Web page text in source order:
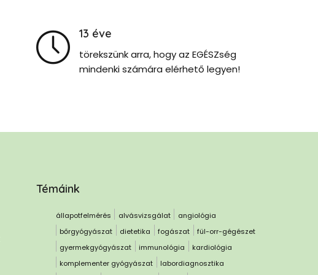
13 éve
törekszünk arra, hogy az EGÉSZség
mindenki számára elérhető legyen!
Témáink
állapotfelmérés alvásvizsgálat
angiológia
bőrgyógyászat
dietetika fogászat
fül-orr-gégészet
gyermekgyógyászat
immunológia
kardiológia
komplementer gyógyászat
labordiagnosztika